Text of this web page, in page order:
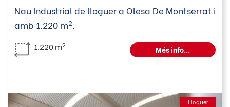
Nau Industrial de lloguer a Olesa De Montserrat i
amb 1.220 m2.
1.220 m2 Més info...
Lloguer